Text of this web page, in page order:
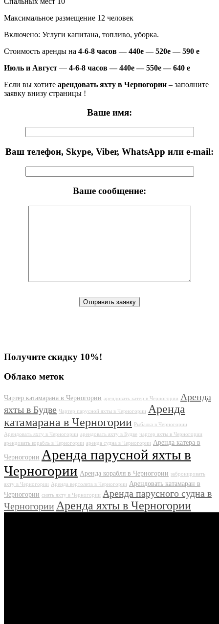
Максимальное размещение 12 человек
Включено: Услуги капитана, топливо, уборка.
Стоимость аренды на 4-6-8 часов — 440е — 520е — 590 е
Июль и Август — 4-6-8 часов — 440е — 550е — 640 е
Если вы хотите арендовать яхту в Черногории – заполните
заявку внизу страницы !
Ваше имя:
Ваш телефон, Skype, Viber, WhatsApp или e-mail:
Ваше сообщение:
Получите скидку 10%!
Облако меток
Чартер катамарана в Черногории арендовать катер в Черногории
Аренда
яхты в Будве Чартер парусной яхты в Черногории
Аренда
катамарана в Черногории
Рыбалка в Черногории
Арендовать яхту в Черногории арендовать яхту в Будве чартер яхты в Черногории
арендовать корабль в Черногории аренда судна в Черногории Аренда катера в
Черногории Аренда парусной яхты в
Черногории Аренда корабля в Черногории забронировать
яхту в Черногории Аренда вертолета в Черногории Арендовать катамаран в
Черногории снять яхту в Черногории
Аренда парусного судна в
Черногории Аренда яхты в Черногории